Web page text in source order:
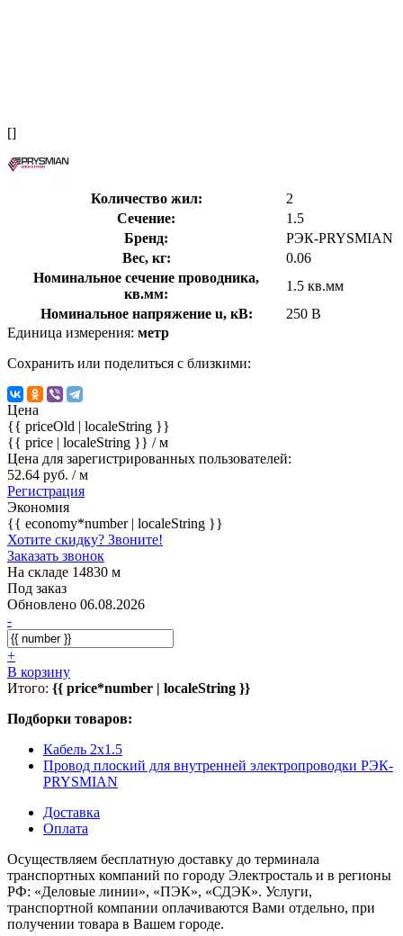
[]
Количество жил:
2
Сечение:
1.5
Бренд:
РЭК-PRYSMIAN
Вес, кг:
0.06
Номинальное сечение проводника,
кв.мм:
1.5 кв.мм
Номинальное напряжение u, кВ:
250 В
Единица измерения: метр
Сохранить или поделиться с близкими:
Цена
{{ priceOld | localeString }}
{{ price | localeString }} / м
Цена для зарегистрированных пользователей:
52.64 руб. / м
Регистрация
Экономия
{{ economy*number | localeString }}
Хотите скидку? Звоните!
Заказать звонок
На складе 14830 м
Под заказ
Обновлено 06.08.2026
-
+
В корзину
Итого: {{ price*number | localeString }}
Подборки товаров:
Кабель 2x1.5
Провод плоский для внутренней электропроводки РЭК-
PRYSMIAN
Доставка
Оплата
Осуществляем бесплатную доставку до терминала
транспортных компаний по городу Электросталь и в регионы
РФ: «Деловые линии», «ПЭК», «СДЭК». Услуги,
транспортной компании оплачиваются Вами отдельно, при
получении товара в Вашем городе.